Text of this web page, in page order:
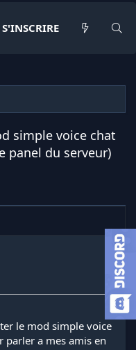
S'INSCRIRE
simple voice chat
panel du serveur)
le mod simple voice
a mes amis en